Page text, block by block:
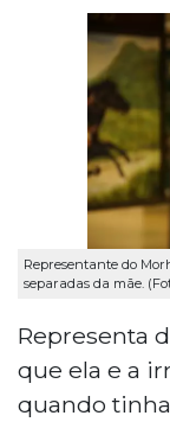
Representante do
separadas da mãe.
Representa
que ela e a
quando